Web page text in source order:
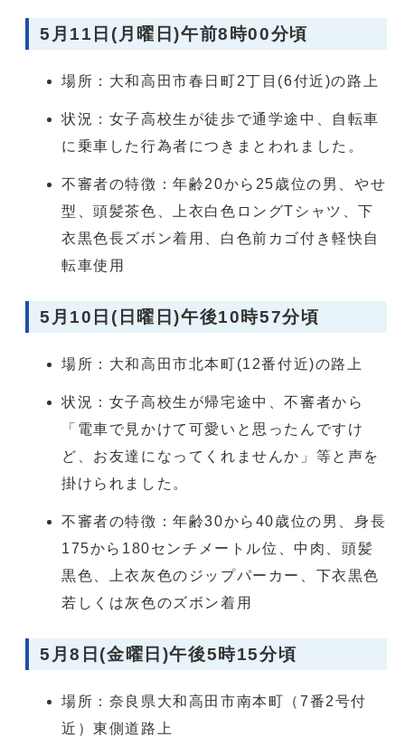
5月11日(月曜日)午前8時00分頃
場所：大和高田市春日町2丁目(6付近)の路上
状況：女子高校生が徒歩で通学途中、自転車
に乗車した行為者につきまとわれました。
不審者の特徴：年齢20から25歳位の男、やせ
型、頭髪茶色、上衣白色ロングTシャツ、下
衣黒色長ズボン着用、白色前カゴ付き軽快自
転車使用
5月10日(日曜日)午後10時57分頃
場所：大和高田市北本町(12番付近)の路上
状況：女子高校生が帰宅途中、不審者から
「電車で見かけて可愛いと思ったんですけ
ど、お友達になってくれませんか」等と声を
掛けられました。
不審者の特徴：年齢30から40歳位の男、身長
175から180センチメートル位、中肉、頭髪
黒色、上衣灰色のジップパーカー、下衣黒色
若しくは灰色のズボン着用
5月8日(金曜日)午後5時15分頃
場所：奈良県大和高田市南本町（7番2号付
近）東側道路上